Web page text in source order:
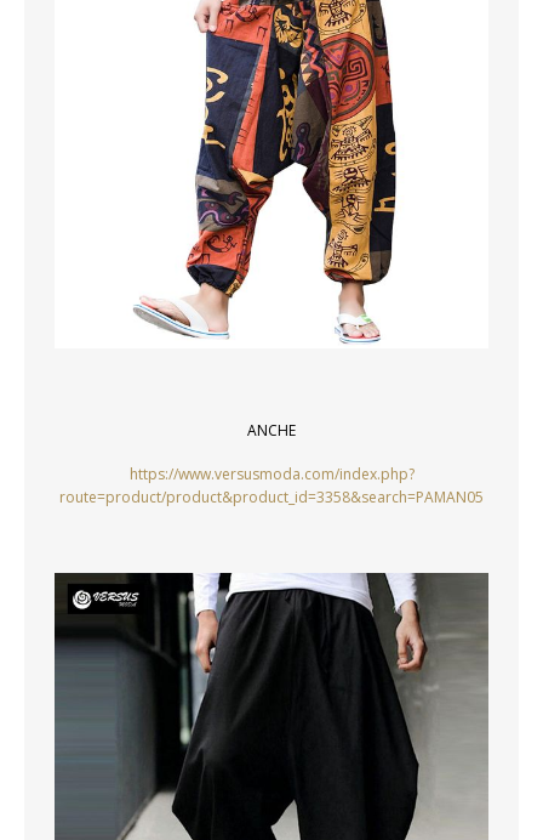
ANCHE
https://www.versusmoda.com/index.php?
route=product/product&product_id=3358&search=PAMAN05